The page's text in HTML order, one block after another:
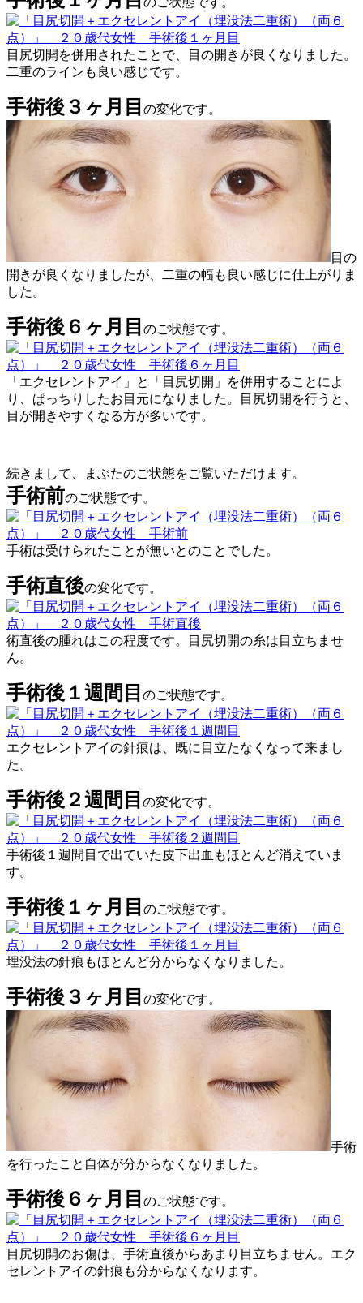
目尻切開を併用されたことで、目の開きが良くなりました。
二重のラインも良い感じです。
手術後３ヶ月目 の変化です。
目の
開きが良くなりましたが、二重の幅も良い感じに仕上がりま
した。
手術後６ヶ月目 のご状態です。
「エクセレントアイ」と「目尻切開」を併用することによ
り、ぱっちりしたお目元になりました。目尻切開を行うと、
目が開きやすくなる方が多いです。
続きまして、まぶたのご状態をご覧いただけます。
手術前のご状態です。
手術は受けられたことが無いとのことでした。
手術直後の変化です。
術直後の腫れはこの程度です。目尻切開の糸は目立ちませ
ん。
手術後１週間目 のご状態です。
エクセレントアイの針痕は、既に目立たなくなって来まし
た。
手術後２週間目 の変化です。
手術後１週間目で出ていた皮下出血もほとんど消えていま
す。
手術後１ヶ月目 のご状態です。
埋没法の針痕もほとんど分からなくなりました。
手術後３ヶ月目 の変化です。
手術
を行ったこと自体が分からなくなりました。
手術後６ヶ月目 のご状態です。
目尻切開のお傷は、手術直後からあまり目立ちません。エク
セレントアイの針痕も分からなくなります。